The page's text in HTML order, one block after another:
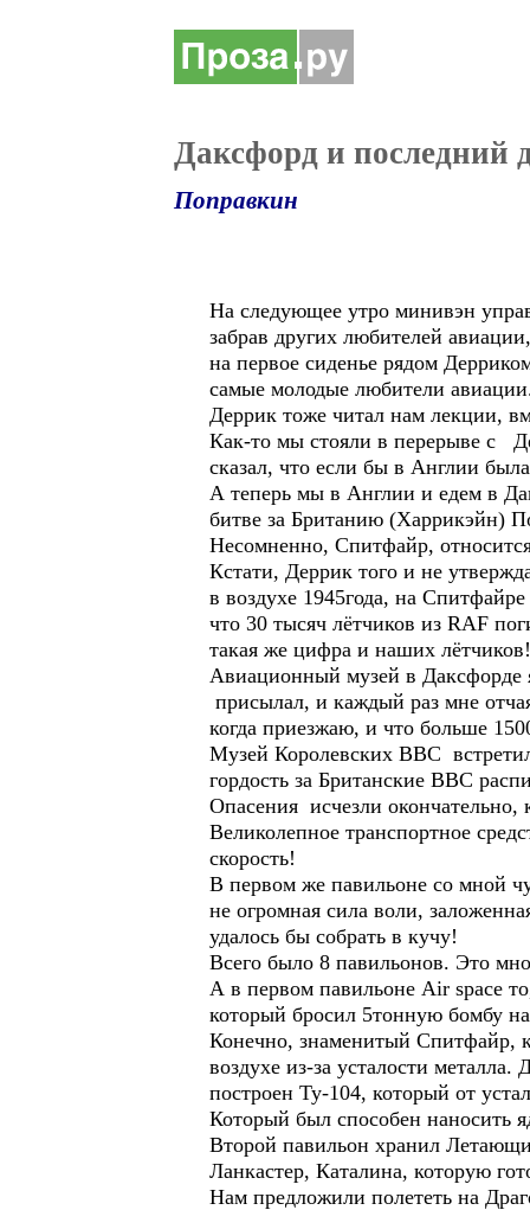
Даксфорд и последний
Поправкин
На следующее утро минивэн
забрав других любителей
на первое сиденье рядом
самые молодые любители
Деррик тоже читал нам лекции,
Как-то мы стояли в перерыве с
сказал, что если бы в Англии
А теперь мы в Англии и едем в
битве за Британию (Харрикэйн)
Несомненно, Спитфайр,
Кстати, Деррик того и не
в воздухе 1945года, на
что 30 тысяч лётчиков из RAF
такая же цифра и наших лётчиков!
Авиационный музей в Даксфорде
присылал, и каждый раз мне
когда приезжаю, и что больше
Музей Королевских ВВС
гордость за Британские ВВС
Опасения исчезли окончательно,
Великолепное транспортное
скорость!
В первом же павильоне со мной
не огромная сила воли,
удалось бы собрать в кучу!
Всего было 8 павильонов. Это
А в первом павильоне Air space
который бросил 5тонную бомбу
Конечно, знаменитый Спитфайр,
воздухе из-за усталости
построен Ту-104, который от
Который был способен наносить
Второй павильон хранил
Ланкастер, Каталина, которую
Нам предложили полететь на